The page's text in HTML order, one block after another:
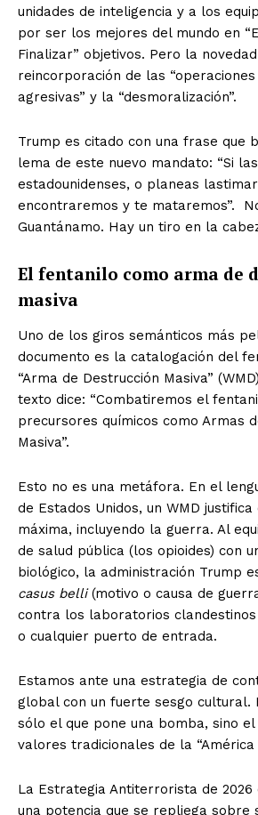
unidades de inteligencia y a los
por ser los mejores del mundo en
Finalizar” objetivos. Pero la
reincorporación de las
agresivas” y la “desmoralización”.
Trump es citado con una frase que
lema de este nuevo mandato: “Si
estadounidenses, o planeas
encontraremos y te mataremos”.
Guantánamo. Hay un tiro en la
El fentanilo como arma de
masiva
Uno de los giros semánticos más
documento es la catalogación del
“Arma de Destrucción Masiva”
texto dice: “Combatiremos el
precursores químicos como Armas
Masiva”.
Esto no es una metáfora. En el
de Estados Unidos, un WMD
máxima, incluyendo la guerra. Al
de salud pública (los opioides) con
biológico, la administración Trump
casus belli(motivo o causa de
contra los laboratorios clandestinos
o cualquier puerto de entrada.
Estamos ante una estrategia de
global con un fuerte sesgo cultural.
sólo el que pone una bomba, sino
valores tradicionales de la “América
La Estrategia Antiterrorista de 2026
una potencia que se repliega sobre